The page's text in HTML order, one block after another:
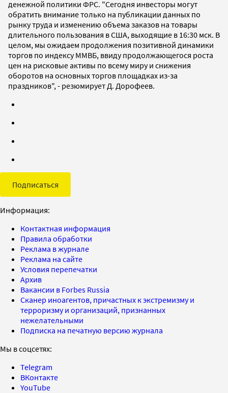
денежной политики ФРС. "Сегодня инвесторы могут
обратить внимание только на публикации данных по
рынку труда и изменению объема заказов на товары
длительного пользования в США, выходящие в 16:30 мск. В
целом, мы ожидаем продолжения позитивной динамики
торгов по индексу ММВБ, ввиду продолжающегося роста
цен на рисковые активы по всему миру и снижения
оборотов на основных торгов площадках из-за
праздников", - резюмирует Д. Дорофеев.
Подписаться
Информация:
Контактная информация
Правила обработки
Реклама в журнале
Реклама на сайте
Условия перепечатки
Архив
Вакансии в Forbes Russia
Сканер иноагентов, причастных к экстремизму и
терроризму и организаций, признанных
нежелательными
Подписка на печатную версию журнала
Мы в соцсетях:
Telegram
ВКонтакте
YouTube